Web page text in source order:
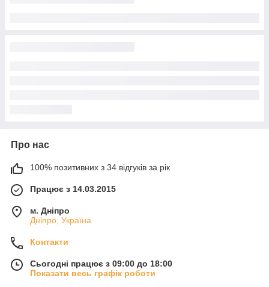
Про нас
100% позитивних з 34 відгуків за рік
Працює з 14.03.2015
м. Дніпро
Дніпро, Україна
Контакти
Сьогодні працює з 09:00 до 18:00
Показати весь графік роботи